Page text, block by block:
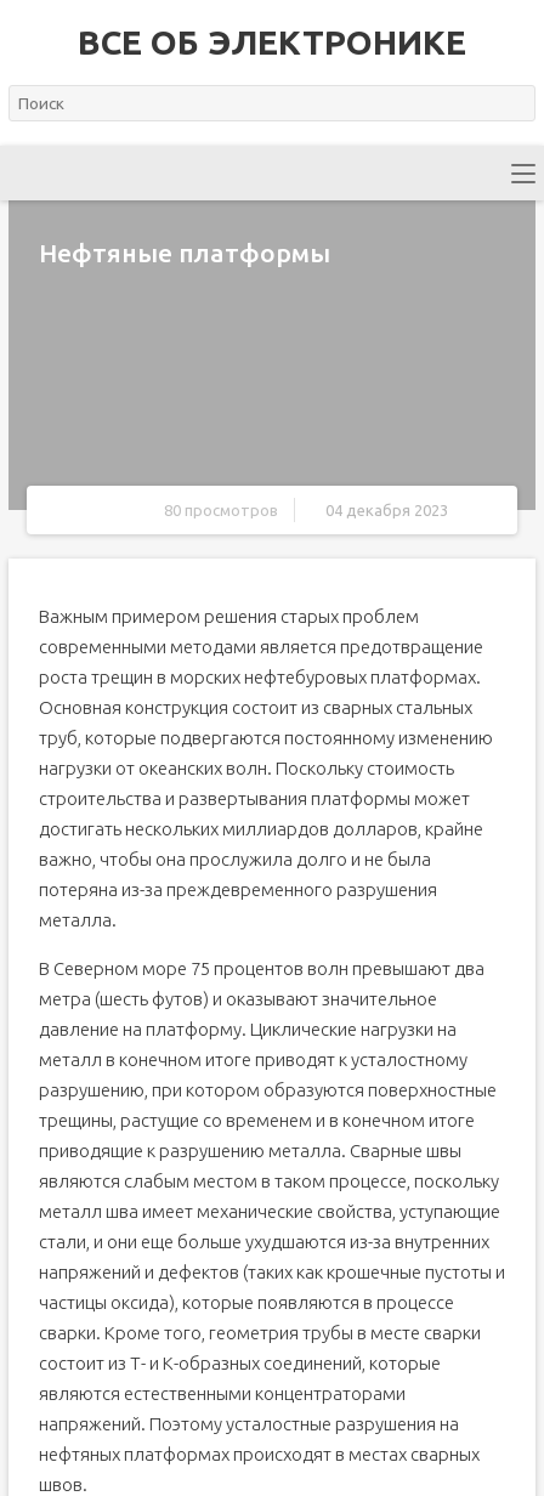
ВСЕ ОБ ЭЛЕКТРОНИКЕ
Нефтяные платформы
80 просмотров 04 декабря 2023
Важным примером решения старых проблем
современными методами является предотвращение
роста трещин в морских нефтебуровых платформах.
Основная конструкция состоит из сварных стальных
труб, которые подвергаются постоянному изменению
нагрузки от океанских волн. Поскольку стоимость
строительства и развертывания платформы может
достигать нескольких миллиардов долларов, крайне
важно, чтобы она прослужила долго и не была
потеряна из-за преждевременного разрушения
металла.
В Северном море 75 процентов волн превышают два
метра (шесть футов) и оказывают значительное
давление на платформу. Циклические нагрузки на
металл в конечном итоге приводят к усталостному
разрушению, при котором образуются поверхностные
трещины, растущие со временем и в конечном итоге
приводящие к разрушению металла. Сварные швы
являются слабым местом в таком процессе, поскольку
металл шва имеет механические свойства, уступающие
стали, и они еще больше ухудшаются из-за внутренних
напряжений и дефектов (таких как крошечные пустоты и
частицы оксида), которые появляются в процессе
сварки. Кроме того, геометрия трубы в месте сварки
состоит из Т- и К-образных соединений, которые
являются естественными концентраторами
напряжений. Поэтому усталостные разрушения на
нефтяных платформах происходят в местах сварных
швов.